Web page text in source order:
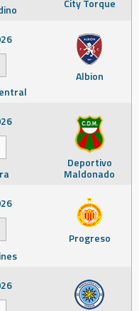
Albion
Deportivo
Maldonado
Progreso